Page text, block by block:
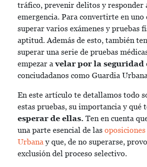
tráfico, prevenir delitos y responder
emergencia. Para convertirte en uno
superar varios exámenes y pruebas
aptitud. Además de esto, también
superar una serie de pruebas
empezar avelar por la seguridad
conciudadanos como Guardia
En este artículo te detallamos todo
estas pruebas, su importancia y qué
esperar de ellas. Ten en cuenta
una parte esencial de las
Urbanay que, de no superarse,
exclusión del proceso selectivo.